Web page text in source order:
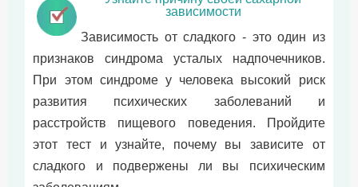
зависимости
Зависимость от сладкого - это один из
признаков синдрома усталых надпочечников.
При этом синдроме у человека высокий риск
развития психических заболеваний и
расстройств пищевого поведения. Пройдите
этот тест и узнайте, почему вы зависите от
сладкого и подвержены ли вы психическим